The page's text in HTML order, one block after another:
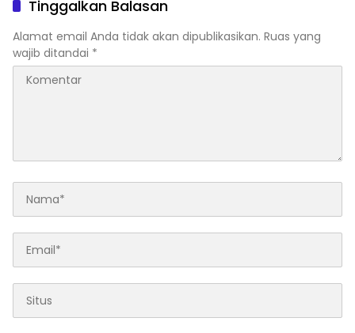
Tinggalkan Balasan
Alamat email Anda tidak akan dipublikasikan. Ruas yang
wajib ditandai *